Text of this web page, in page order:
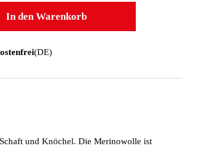
den gewünschten Wert ein
In den Warenkorb
(DE)
und Knöchel. Die Merinowolle ist